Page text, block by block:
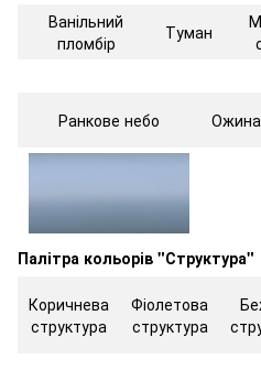
Ванільний
пломбір
Туман
Ранкове небо Ожина
Палітра кольорів "Структура"
Коричнева
структура
Фіолетова
структура